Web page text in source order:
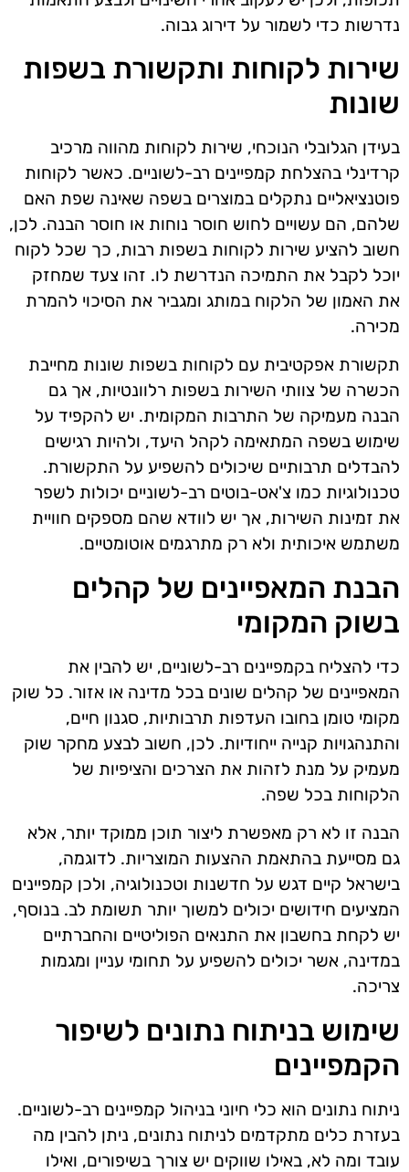
נדרשות כדי לשמור על דירוג גבוה.
שירות לקוחות ותקשורת בשפות
שונות
בעידן הגלובלי הנוכחי, שירות לקוחות מהווה מרכיב
קרדינלי בהצלחת קמפיינים רב-לשוניים. כאשר לקוחות
פוטנציאליים נתקלים במוצרים בשפה שאינה שפת האם
שלהם, הם עשויים לחוש חוסר נוחות או חוסר הבנה. לכן,
חשוב להציע שירות לקוחות בשפות רבות, כך שכל לקוח
יוכל לקבל את התמיכה הנדרשת לו. זהו צעד שמחזק
את האמון של הלקוח במותג ומגביר את הסיכוי להמרת
מכירה.
תקשורת אפקטיבית עם לקוחות בשפות שונות מחייבת
הכשרה של צוותי השירות בשפות רלוונטיות, אך גם
הבנה מעמיקה של התרבות המקומית. יש להקפיד על
שימוש בשפה המתאימה לקהל היעד, ולהיות רגישים
להבדלים תרבותיים שיכולים להשפיע על התקשורת.
טכנולוגיות כמו צ'אט-בוטים רב-לשוניים יכולות לשפר
את זמינות השירות, אך יש לוודא שהם מספקים חוויית
משתמש איכותית ולא רק מתרגמים אוטומטיים.
הבנת המאפיינים של קהלים
בשוק המקומי
כדי להצליח בקמפיינים רב-לשוניים, יש להבין את
המאפיינים של קהלים שונים בכל מדינה או אזור. כל שוק
מקומי טומן בחובו העדפות תרבותיות, סגנון חיים,
והתנהגויות קנייה ייחודיות. לכן, חשוב לבצע מחקר שוק
מעמיק על מנת לזהות את הצרכים והציפיות של
הלקוחות בכל שפה.
הבנה זו לא רק מאפשרת ליצור תוכן ממוקד יותר, אלא
גם מסייעת בהתאמת ההצעות המוצריות. לדוגמה,
בישראל קיים דגש על חדשנות וטכנולוגיה, ולכן קמפיינים
המציעים חידושים יכולים למשוך יותר תשומת לב. בנוסף,
יש לקחת בחשבון את התנאים הפוליטיים והחברתיים
במדינה, אשר יכולים להשפיע על תחומי עניין ומגמות
צריכה.
שימוש בניתוח נתונים לשיפור
הקמפיינים
ניתוח נתונים הוא כלי חיוני בניהול קמפיינים רב-לשוניים.
בעזרת כלים מתקדמים לניתוח נתונים, ניתן להבין מה
עובד ומה לא, באילו שווקים יש צורך בשיפורים, ואילו